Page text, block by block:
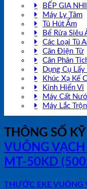
BẾP GIA
Máy Ly Tâm
Tủ Hút Ẩm
Bể Rửa Siêu
Các Loại Tủ
Cân Điện Tử
Cân Phân
Dụng Cụ
Khúc Xạ Kế
Kính Hiển Vi
Máy Cất
Máy Lắc Trộn
THÔNG SỐ
VUÔNG VẠCH
MT-50KD
THƯỚC EKE VUÔNG